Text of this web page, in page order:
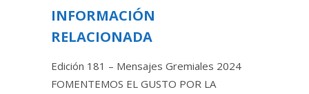
INFORMACIÓN
RELACIONADA
Edición 181 – Mensajes Gremiales 2024
FOMENTEMOS EL GUSTO POR LA